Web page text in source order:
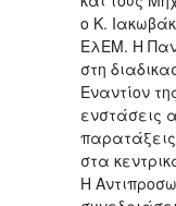
ο Κ.
ΕλΕΜ. Η
στη
Εναντίον
ενστάσεις
στα
Η